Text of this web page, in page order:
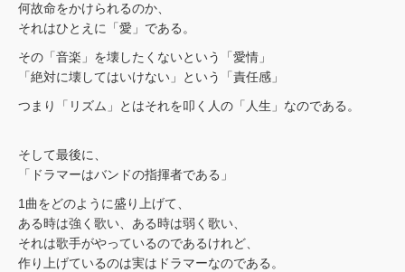
何故命をかけられるのか、
それはひとえに「愛」である。
その「音楽」を壊したくないという「愛情」
「絶対に壊してはいけない」という「責任感」
つまり「リズム」とはそれを叩く人の「人生」なのである。
そして最後に、
「ドラマーはバンドの指揮者である」
1曲をどのように盛り上げて、
ある時は強く歌い、ある時は弱く歌い、
それは歌手がやっているのであるけれど、
作り上げているのは実はドラマーなのである。